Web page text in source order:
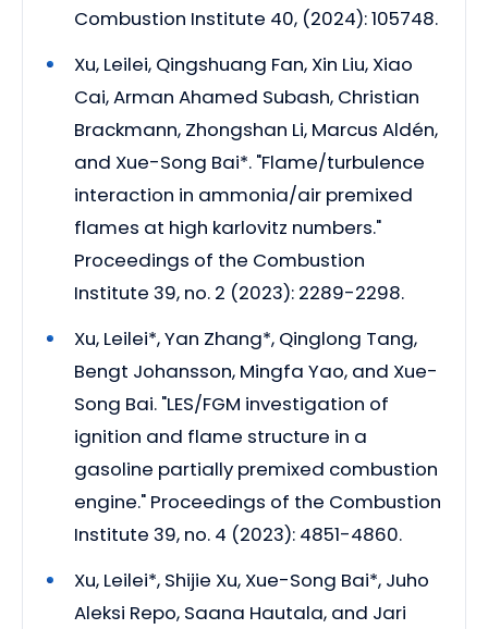
Combustion Institute 40, (2024): 105748.
Xu, Leilei, Qingshuang Fan, Xin Liu, Xiao
Cai, Arman Ahamed Subash, Christian
Brackmann, Zhongshan Li, Marcus Aldén,
and Xue-Song Bai*. "Flame/turbulence
interaction in ammonia/air premixed
flames at high karlovitz numbers."
Proceedings of the Combustion
Institute 39, no. 2 (2023): 2289-2298.
Xu, Leilei*, Yan Zhang*, Qinglong Tang,
Bengt Johansson, Mingfa Yao, and Xue-
Song Bai. "LES/FGM investigation of
ignition and flame structure in a
gasoline partially premixed combustion
engine." Proceedings of the Combustion
Institute 39, no. 4 (2023): 4851-4860.
Xu, Leilei*, Shijie Xu, Xue-Song Bai*, Juho
Aleksi Repo, Saana Hautala, and Jari